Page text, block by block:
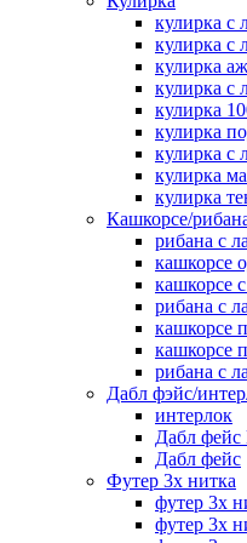
кулирка с
кулирка с
кулирка
кулирка с
кулирка
кулирка
кулирка с
кулирка
кулирка
Кашкорсе/
рибана с
кашкорсе
кашкорсе
рибана с
кашкорсе
кашкорсе
рибана с
Дабл фэйс/
интерлок
Дабл
Дабл фейс
Футер 3х нитка
футер 3х
футер 3х